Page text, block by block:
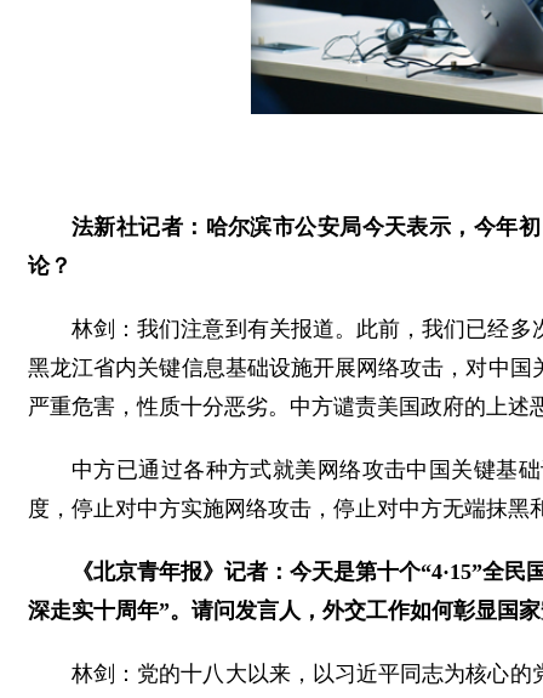
法新社记者：哈尔滨市公安局今天表示，今年
论？
林剑：我们注意到有关报道。此前，我们已经
黑龙江省内关键信息基础设施开展网络攻击，对中
严重危害，性质十分恶劣。中方谴责美国政府的上述
中方已通过各种方式就美网络攻击中国关键基
度，停止对中方实施网络攻击，停止对中方无端抹
《北京青年报》记者：今天是第十个“4·15”全
深走实十周年”。请问发言人，外交工作如何彰显国
林剑：党的十八大以来，以习近平同志为核心